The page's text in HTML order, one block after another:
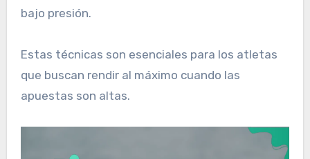
bajo presión.
Estas técnicas son esenciales para los atletas
que buscan rendir al máximo cuando las
apuestas son altas.